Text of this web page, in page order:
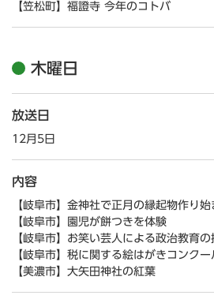
【笠松町】福證寺 今年のコトバ
木曜日
放送日
12月5日
内容
【岐阜市】金神社で正月の縁起物作り始
【岐阜市】園児が餅つきを体験
【岐阜市】お笑い芸人による政治教育の
【岐阜市】税に関する絵はがきコンク
【美濃市】大矢田神社の紅葉